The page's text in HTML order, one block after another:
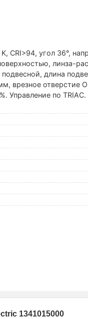
CRI>94, угол 36°,
линза-
длина
врезное отверстие
Управление по TRIAC.
1341015000